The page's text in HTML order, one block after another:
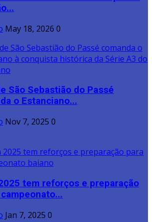
May 18, 2026 0
São Sebastião do Passé
o Estanciano...
Nov 7, 2025 0
tem reforços e preparação
Jan 7, 2025 0